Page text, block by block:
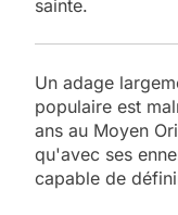
sainte.
Un adage
populaire est
ans au Moyen
qu'avec ses
capable de